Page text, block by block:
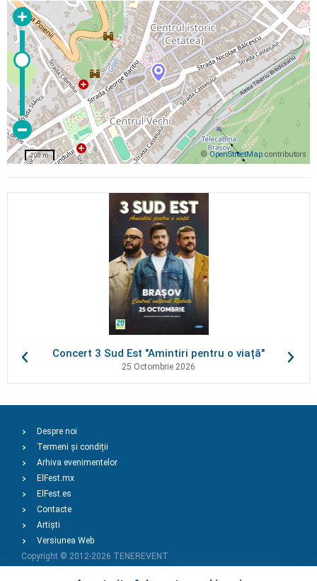
©OpenStreetMap contributors
200 m
Concert 3 Sud Est "Amintiri pentru o viață"
25 Octombrie 2026
Despre noi
Termeni și condiții
Arhiva evenimentelor
ElFest.mx
ElFest.es
Contacte
Artiști
Versiunea Web
Copyright © 2012-2026 TENEREVENT